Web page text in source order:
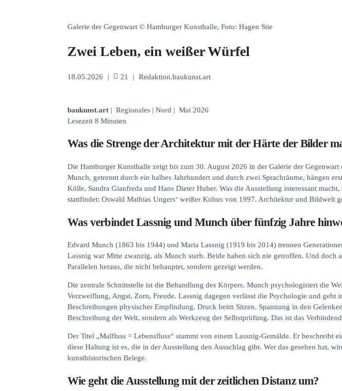
Galerie der Gegenwart © Hamburger Kunsthalle, Foto: Hagen Stie
Zwei Leben, ein weißer Würfel
18.05.2026 | 21 | Redaktion.baukunst.art
baukunst.art | Regionales | Nord | Mai 2026
Lesezeit 8 Minuten
Was die Strenge der Architektur mit der Härte der Bilder
Die Hamburger Kunsthalle zeigt bis zum 30. August 2026 in der Galerie der
Munch, getrennt durch ein halbes Jahrhundert und durch zwei Sprachräume, hängen
Kölle, Sandra Gianfreda und Hans Dieter Huber. Was die Ausstellung interessant
stattfindet: Oswald Mathias Ungers‘ weißer Kubus von 1997. Architektur und Bildwelt
Was verbindet Lassnig und Munch über fünfzig Jahre
Edvard Munch (1863 bis 1944) und Maria Lassnig (1919 bis 2014) trennen
Lassnig war Mitte zwanzig, als Munch starb. Beide haben sich nie getroffen. Und
Parallelen heraus, die nicht behauptet, sondern gezeigt werden.
Die zentrale Schnittstelle ist die Behandlung des Körpers. Munch psychologisiert die
Verzweiflung, Angst, Zorn, Freude. Lassnig dagegen verlässt die Psychologie und
Beschreibungen physischer Empfindung. Druck beim Sitzen. Spannung in den
Beschreibung der Welt, sondern als Werkzeug der Selbstprüfung. Das ist das
Der Titel „Malfluss = Lebensfluss“ stammt von einem Lassnig-Gemälde. Er
diese Haltung ist es, die in der Ausstellung den Ausschlag gibt. Wer das gesehen hat,
kunsthistorischen Belege.
Wie geht die Ausstellung mit der zeitlichen Distanz um?